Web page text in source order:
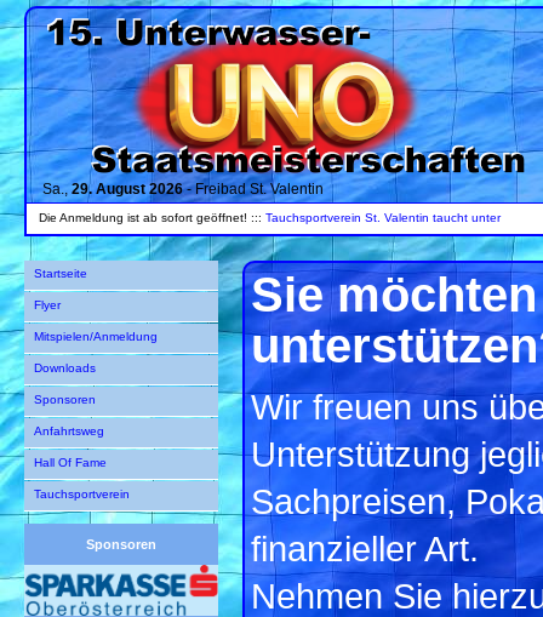
Sa., 29. August 2026- Freibad St. Valentin
Die Anmeldung ist ab sofort geöffnet! ::: Tauchsportverein St. Valentin taucht unter
Startseite
Flyer
Mitspielen/Anmeldung
Downloads
Sponsoren
Anfahrtsweg
Hall Of Fame
Tauchsportverein
Sponsoren
Sie
Wir freuen uns
Unterstützung
Sachpreisen,
finanzieller Art.
Nehmen Sie